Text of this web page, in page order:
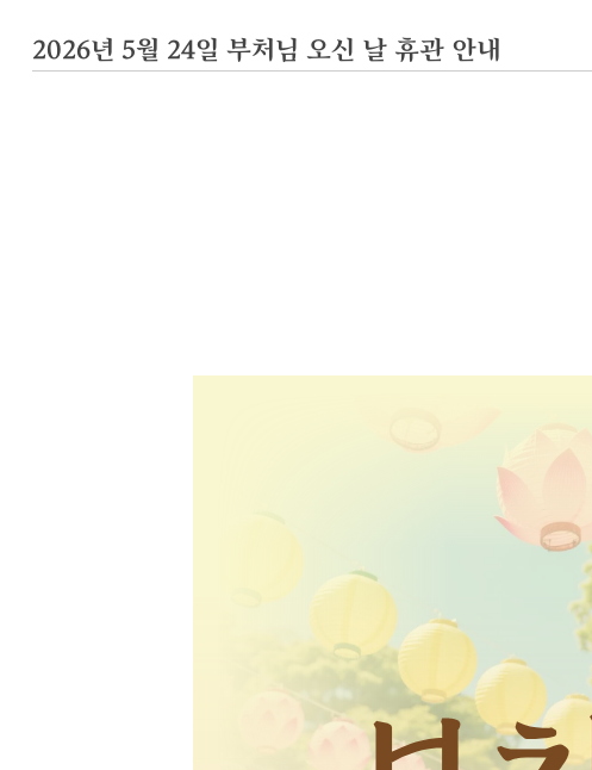
2026년 5월 24일 부처님 오신 날 휴관 안내